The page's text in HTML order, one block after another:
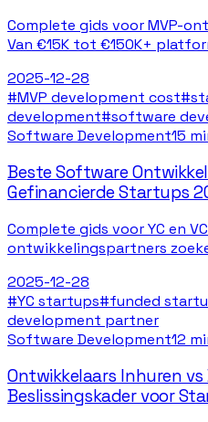
Complete gids voor MVP-
Van €15K tot €150K+
2025-12-28
#MVP development cost#
development#software
Software Development15
Beste Software
Gefinancierde Startups
Complete gids voor YC en
ontwikkelingspartners
2025-12-28
#YC startups#funded
development partner
Software Development12
Ontwikkelaars Inhuren
Beslissingskader voor